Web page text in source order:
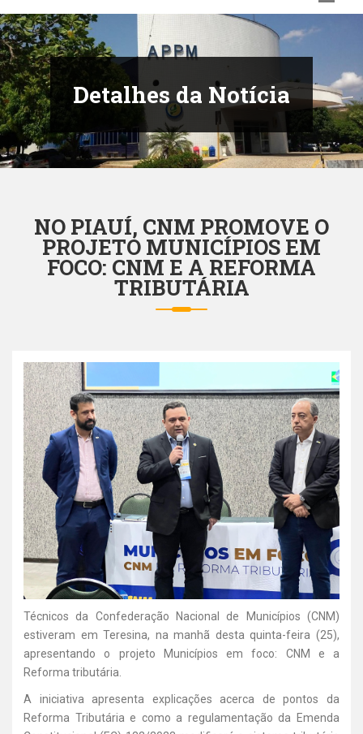
Detalhes da Notícia
NO PIAUÍ, CNM PROMOVE O
PROJETO MUNICÍPIOS EM
FOCO: CNM E A REFORMA
TRIBUTÁRIA
Técnicos da Confederação Nacional de Municípios (CNM)
estiveram em Teresina, na manhã desta quinta-feira (25),
apresentando o projeto Municípios em foco: CNM e a
Reforma tributária.
A iniciativa apresenta explicações acerca de pontos da
Reforma Tributária e como a regulamentação da Emenda